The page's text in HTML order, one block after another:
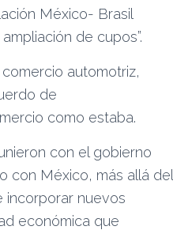
México- Brasil
de cupos”.
automotriz,
de
como estaba.
con el gobierno
con México, más allá del
incorporar nuevos
económica que